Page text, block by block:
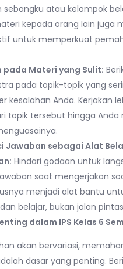
atau kelompok
kepada orang lain juga
untuk memperkuat
pada Materi yang Sulit:
pada topik-topik yang
kesalahan Anda. Kerjakan
topik tersebut hingga Anda
Jawaban sebagai Alat
Hindari godaan untuk
saat mengerjakan
menjadi alat bantu
belajar, bukan jalan
dalam IPS Kelas 6
akan bervariasi,
dasar yang penting.